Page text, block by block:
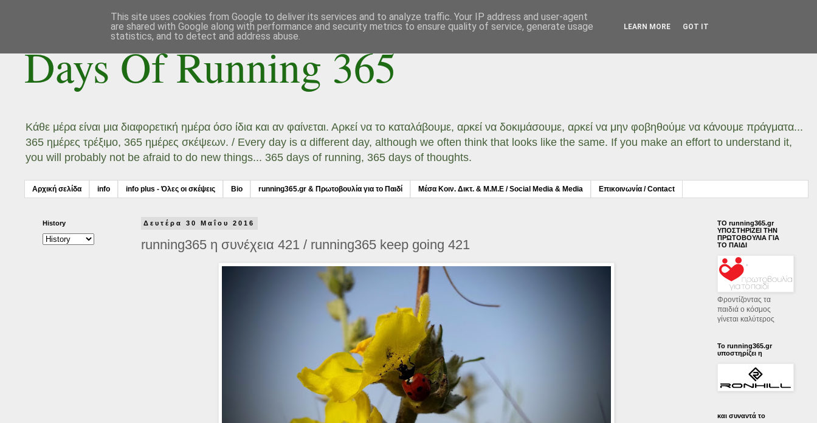
Days Of Running 365
Κάθε μέρα είναι μια διαφορετική ημέρα όσο ίδια και αν φαίνεται. Αρκεί να το καταλάβουμε, αρκεί να δοκιμάσουμε, αρκεί να μην φοβηθούμε να κάνουμε πράγματα...
365 ημέρες τρέξιμο, 365 ημέρες σκέψεων. / Every day is α different day, although we often think that looks like the same. If you make an effort to understand it,
you will probably not be afraid to do new things... 365 days of running, 365 days of thoughts.
Αρχική σελίδα info info plus - Όλες οι σκέψεις Bio running365.gr & Πρωτοβουλία για το Παιδί Μέσα Κοιν. Δικτ. & Μ.Μ.Ε / Social Media & Media Επικοινωνία / Contact
Δευτέρα 30 Μαΐου 2016
running365 η συνέχεια 421 / running365 keep going 421
History
ΤΟ running365.gr
ΥΠΟΣΤΗΡΙΖΕΙ ΤΗΝ
ΠΡΩΤΟΒΟΥΛΙΑ ΓΙΑ
ΤΟ ΠΑΙΔΙ
Φροντίζοντας τα
παιδιά ο κόσμος
γίνεται καλύτερος
Το running365.gr
υποστηρίζει η
και συναντά το
This site uses cookies from Google to deliver its services and to analyze traffic. Your IP address and user-agent
are shared with Google along with performance and security metrics to ensure quality of service, generate usage
statistics, and to detect and address abuse.
LEARN MORE GOT IT